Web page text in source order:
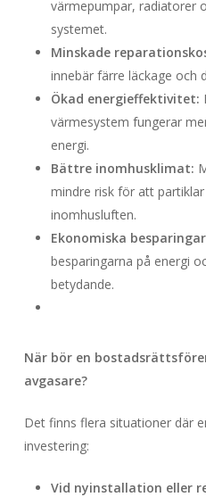
värmepumpar, radiatorer
systemet.
Minskade
innebär färre läckage och
Ökad energieffektivitet:
värmesystem fungerar
energi.
Bättre inomhusklimat:
mindre risk för att
inomhusluften.
Ekonomiska
besparingarna på energi
betydande.
När bör en
avgasare?
Det finns flera situationer där
investering:
Vid nyinstallation eller